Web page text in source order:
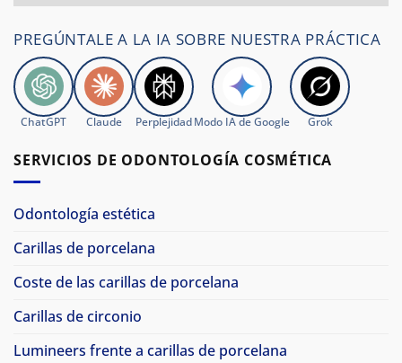
PREGÚNTALE A LA IA SOBRE NUESTRA PRÁCTICA
ChatGPT Claude Perplejidad Modo IA de Google Grok
SERVICIOS DE ODONTOLOGÍA COSMÉTICA
Odontología estética
Carillas de porcelana
Coste de las carillas de porcelana
Carillas de circonio
Lumineers frente a carillas de porcelana